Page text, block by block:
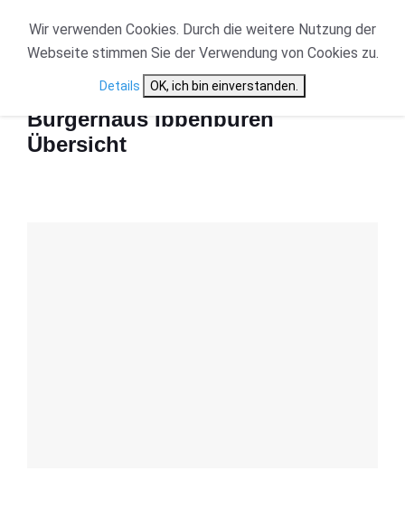
Bürgerhaus Ibbenbüren Übersicht
Bürgerhaus Ibbenbüren
Übersicht
Wir verwenden Cookies. Durch die weitere Nutzung der
Webseite stimmen Sie der Verwendung von Cookies zu.
Details OK, ich bin einverstanden.